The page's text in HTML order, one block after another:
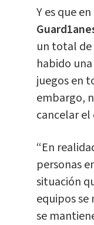
Y es que
un total de
habido
juegos en
embargo,
cancelar
“En
personas
situación
equipos se
se